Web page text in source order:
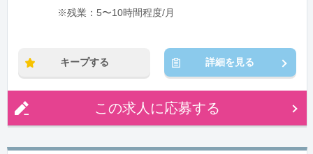
※残業：5〜10時間程度/月
キープする 詳細を見る
この求人に応募する